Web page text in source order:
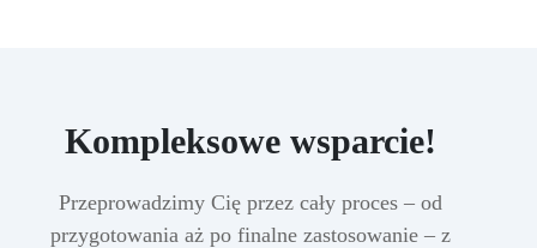
Kompleksowe wsparcie!
Przeprowadzimy Cię przez cały proces – od
przygotowania aż po finalne zastosowanie – z